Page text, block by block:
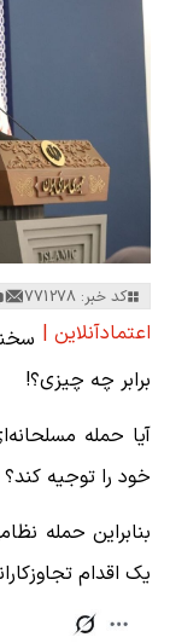
کد خبر: 771278
اعتمادآنلاین |
برابر چه چیزی؟!
آیا حمله
خود را توجیه
بنابراین حمله
یک اقدام